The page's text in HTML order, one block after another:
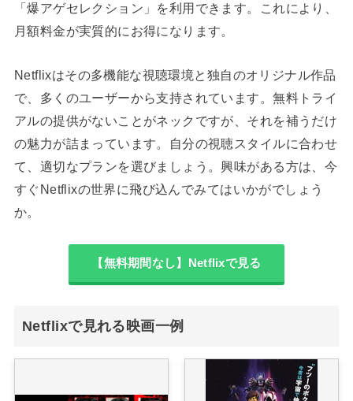
「爆アゲセレクション」を利用できます。これにより、
月額料金が実質的にお得になります。
Netflixはその多機能な視聴環境と独自のオリジナル作品
で、多くのユーザーから支持されています。無料トライ
アルの提供がないことがネックですが、それを補うだけ
の魅力が詰まっています。自分の視聴スタイルに合わせ
て、適切なプランを選びましょう。興味がある方は、今
すぐNetflixの世界に飛び込んでみてはいかがでしょう
か。
【無料期間なし】Netflixで見る
Netflixで見れる映画一例